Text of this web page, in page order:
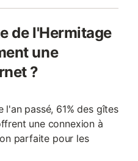
de l'Hermitage
une
?
l'an passé, 61% des gîtes
une connexion à
parfaite pour les